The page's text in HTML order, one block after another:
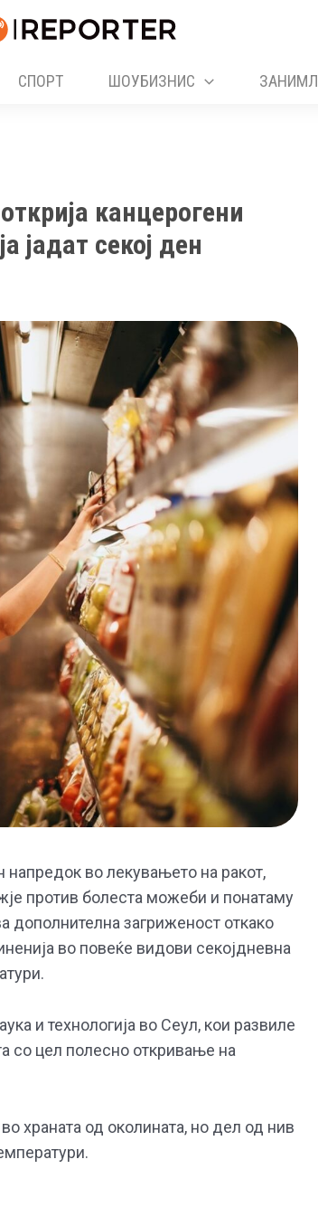
СПОРТ ШОУБИЗНИС
канцерогени
јадат секој ден
во лекувањето на ракот,
против болеста можеби и понатаму
дополнителна загриженост откако
во повеќе видови секојдневна
и технологија во Сеул, кои развиле
со цел полесно откривање на
храната од околината, но дел од нив